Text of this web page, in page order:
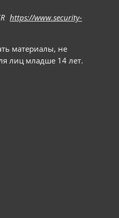
https://www.security-
материалы, не
лиц младше 14 лет.